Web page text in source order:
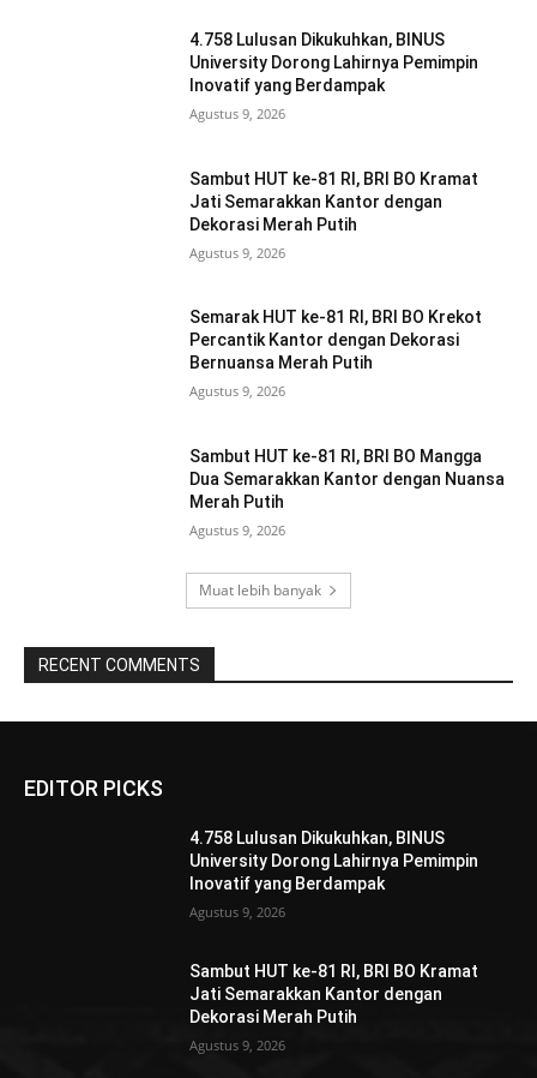
4.758 Lulusan Dikukuhkan, BINUS
University Dorong Lahirnya Pemimpin
Inovatif yang Berdampak
Agustus 9, 2026
Sambut HUT ke-81 RI, BRI BO Kramat
Jati Semarakkan Kantor dengan
Dekorasi Merah Putih
Agustus 9, 2026
Semarak HUT ke-81 RI, BRI BO Krekot
Percantik Kantor dengan Dekorasi
Bernuansa Merah Putih
Agustus 9, 2026
Sambut HUT ke-81 RI, BRI BO Mangga
Dua Semarakkan Kantor dengan Nuansa
Merah Putih
Agustus 9, 2026
Muat lebih banyak
RECENT COMMENTS
EDITOR PICKS
4.758 Lulusan Dikukuhkan, BINUS
University Dorong Lahirnya Pemimpin
Inovatif yang Berdampak
Agustus 9, 2026
Sambut HUT ke-81 RI, BRI BO Kramat
Jati Semarakkan Kantor dengan
Dekorasi Merah Putih
Agustus 9, 2026